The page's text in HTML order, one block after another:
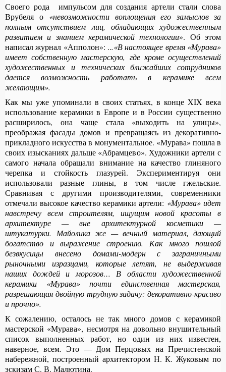
Своего рода импульсом для создания артели стали слова
Врубеля о «невозможности воплощения его замыслов за
полным отсутствием лиц, обладающих художественным
развитием и знанием керамической технологии». Об этом
написал журнал «Апполон»: ...«В настоящее время «Мурава»
имеет собственную мастерскую, где кроме осуществлений
художественных и технических ближайших сотрудников
дается возможность работать в керамике всем
желающим».
Как мы уже упоминали в своих статьях, в конце XIX века
использование керамики в Европе и в России существенно
расширилось, она чаще стала «выходить на улицы»,
преображая фасады домов и превращаясь из декоративно-
прикладного искусства в монументальное. «Мурава» пошла в
своих изысканиях дальше «Абрамцево». Художники артели с
самого начала обращали внимание на качество глиняного
черепка и стойкость глазурей. Экспериментируя они
использовали разные глины, в том числе гжельские.
Сравнивая с другими производителями, современники
отмечали высокое качество керамики артели: «Мурава» идет
навстречу всем строителям, ищущим новой красоты в
архитектуре — вне архитектурной косметики —
штукатурки. Майолика же — вечный материал, дающий
богатство и выражение строению. Как много пошлой
безвкусицы внесено домами-модерн с заграничными
рыночными изразцами, которые летят, не выдерживая
наших дождей и морозов… В области художественной
керамики «Мурава» почти единственная мастерская,
разрешающая двойную трудную задачу: декоративно-красиво
и прочно».
К сожалению, осталось не так много домов с керамикой
мастерской «Мурава», несмотря на довольно внушительный
список выполненных работ, но один из них известен,
наверное, всем. Это — Дом Перцовых на Пречистенской
набережной, построенный архитектором Н. К. Жуковым по
эскизам С. В. Малютина.